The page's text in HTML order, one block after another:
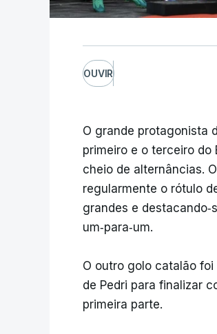
OUVIR
O grande protagonista
primeiro e o terceiro
cheio de alternâncias.
regularmente o rótulo
grandes e
um‑para‑um.
O outro golo catalão
de Pedri para finalizar
primeira parte.